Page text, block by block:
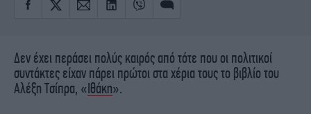
ΤΕΧΝΟΛΟΓΙΑ
PODCAST
iAUTOKINITO
iOPINIONS
Δεν έχει περάσει πολύς καιρός από τότε που οι πολιτικοί
συντάκτες είχαν πάρει πρώτοι στα χέρια τους το βιβλίο του
Αλέξη Τσίπρα, «Ιθάκη».